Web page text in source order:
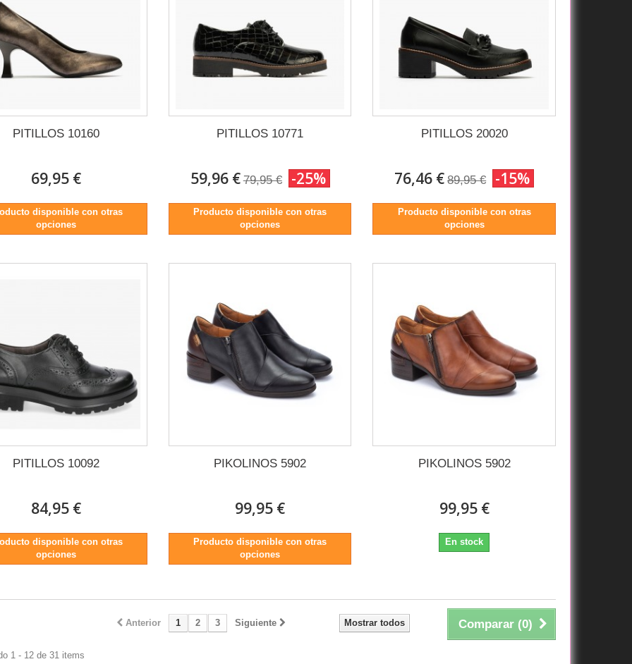
PITILLOS 10160
69,95 €
disponible con otras
opciones
PITILLOS 10771
59,96 € 79,95 € -25%
Producto disponible con otras
opciones
PITILLOS 20020
76,46 € 89,95 € -15%
Producto disponible con otras
opciones
PITILLOS 10092
84,95 €
disponible con otras
opciones
PIKOLINOS 5902
99,95 €
Producto disponible con otras
opciones
PIKOLINOS 5902
99,95 €
En stock
Comparar (0)
Mostrar todos
Anterior 1 2 3 Siguiente
1 - 12 de 31 items